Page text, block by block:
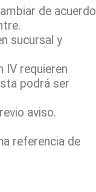
de acuerdo
sucursal y
requieren
podrá ser
aviso.
referencia de